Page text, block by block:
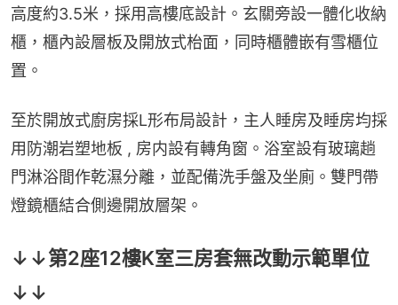
高度約3.5米，採用高樓底設計。玄關旁設一體化收納
櫃，櫃內設層板及開放式枱面，同時櫃體嵌有雪櫃位
置。
至於開放式廚房採L形布局設計，主人睡房及睡房均採
用防潮岩塑地板 , 房内設有轉角窗。浴室設有玻璃趟
門淋浴間作乾濕分離，並配備洗手盤及坐廁。雙門帶
燈鏡櫃結合側邊開放層架。
↓↓第2座12樓K室三房套無改動示範單位
↓↓